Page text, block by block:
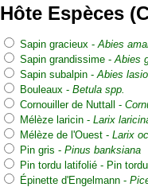
Hôte Espèces
Sapin gracieux - Abies
Sapin grandissime - Abies
Sapin subalpin - Abies
Bouleaux - Betula spp.
Cornouiller de Nuttall -
Mélèze laricin - Larix
Mélèze de l'Ouest - Larix
Pin gris - Pinus banksiana
Pin tordu latifolié - Pin
Épinette d'Engelmann -